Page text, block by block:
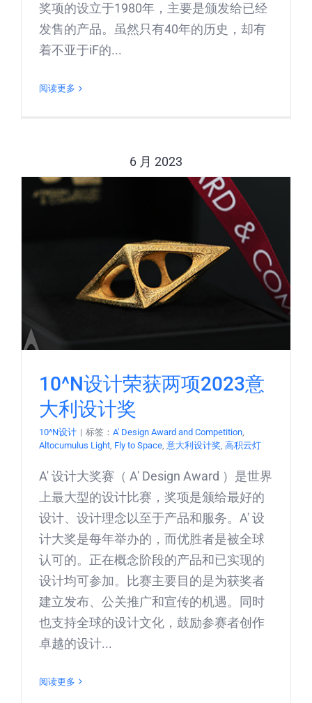
奖项的设立于1980年，主要是颁发给已经
发售的产品。虽然只有40年的历史，却有
着不亚于iF的...
阅读更多
6 月 2023
10^N设计荣获两项2023意
大利设计奖
10^N设计 | 标签： A' Design Award and Competition
Altocumulus Light Fly to Space 意大利设计奖 高积云灯
A' 设计大奖赛（ A' Design Award ）是世界
上最大型的设计比赛，奖项是颁给最好的
设计、设计理念以至于产品和服务。A' 设
计大奖是每年举办的，而优胜者是被全球
认可的。正在概念阶段的产品和已实现的
设计均可参加。比赛主要目的是为获奖者
建立发布、公关推广和宣传的机遇。同时
也支持全球的设计文化，鼓励参赛者创作
卓越的设计...
阅读更多